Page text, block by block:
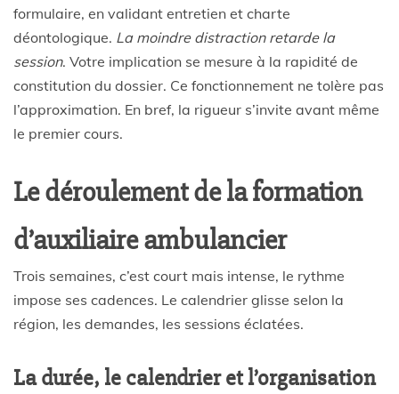
formulaire, en validant entretien et charte
déontologique. La moindre distraction retarde la
session. Votre implication se mesure à la rapidité de
constitution du dossier. Ce fonctionnement ne tolère pas
l’approximation. En bref, la rigueur s’invite avant même
le premier cours.
Le déroulement de la formation
d’auxiliaire ambulancier
Trois semaines, c’est court mais intense, le rythme
impose ses cadences. Le calendrier glisse selon la
région, les demandes, les sessions éclatées.
La durée, le calendrier et l’organisation